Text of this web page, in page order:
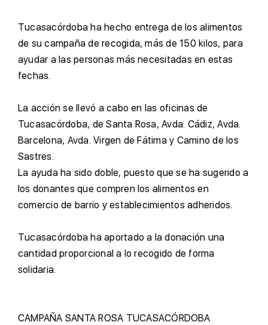
Tucasacórdoba ha hecho entrega de los alimentos
de su campaña de recogida, más de 150 kilos, para
ayudar a las personas más necesitadas en estas
fechas.
La acción se llevó a cabo en las oficinas de
Tucasacórdoba, de Santa Rosa, Avda. Cádiz, Avda.
Barcelona, Avda. Virgen de Fátima y Camino de los
Sastres.
La ayuda ha sido doble, puesto que se ha sugerido a
los donantes que compren los alimentos en
comercio de barrio y establecimientos adheridos.
Tucasacórdoba ha aportado a la donación una
cantidad proporcional a lo recogido de forma
solidaria.
CAMPAÑA SANTA ROSA TUCASACÓRDOBA